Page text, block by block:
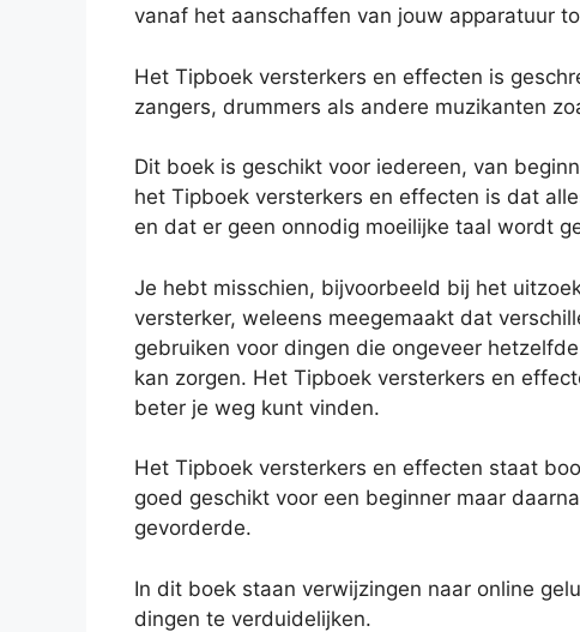
vanaf het aanschaffen van jouw apparatuur
Het Tipboek versterkers en effecten is
zangers, drummers als andere muzikanten
Dit boek is geschikt voor iedereen, van
het Tipboek versterkers en effecten is dat
en dat er geen onnodig moeilijke taal wordt
Je hebt misschien, bijvoorbeeld bij het
versterker, weleens meegemaakt dat
gebruiken voor dingen die ongeveer
kan zorgen. Het Tipboek versterkers en
beter je weg kunt vinden.
Het Tipboek versterkers en effecten staat
goed geschikt voor een beginner maar
gevorderde.
In dit boek staan verwijzingen naar online
dingen te verduidelijken.